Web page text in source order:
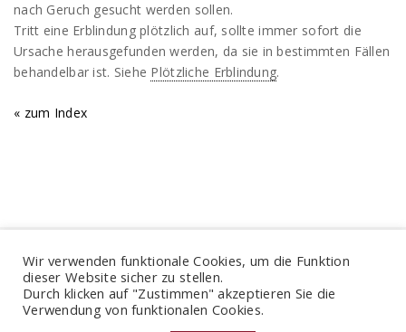
nach Geruch gesucht werden sollen.
Tritt eine Erblindung plötzlich auf, sollte immer sofort die
Ursache herausgefunden werden, da sie in bestimmten Fällen
behandelbar ist. Siehe Plötzliche Erblindung.
« zum Index
Wir verwenden funktionale Cookies, um die Funktion
dieser Website sicher zu stellen.
Durch klicken auf "Zustimmen" akzeptieren Sie die
Verwendung von funktionalen Cookies.